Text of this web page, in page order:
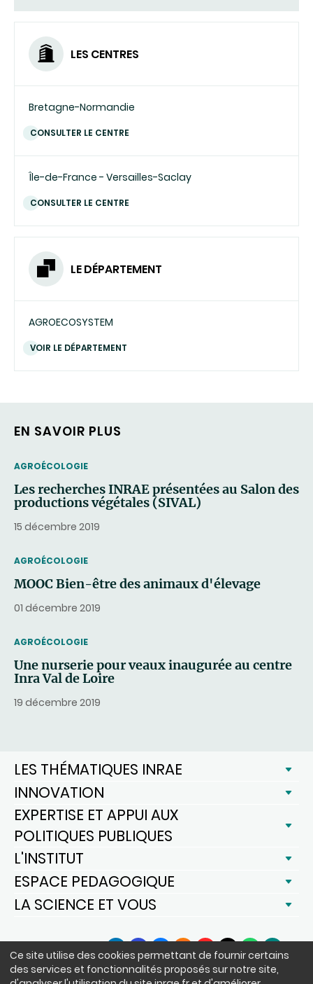
Ce site utilise des cookies permettant de fournir certains
des services et fonctionnalités proposés sur notre site,
COURRIEL)
LES CENTRES
Bretagne-Normandie
CONSULTER LE CENTRE
Île-de-France - Versailles-Saclay
CONSULTER LE CENTRE
LE DÉPARTEMENT
AGROECOSYSTEM
VOIR LE DÉPARTEMENT
EN SAVOIR PLUS
THEMATIC
AGROÉCOLOGIE
Les recherches INRAE présentées au Salon des
productions végétales (SIVAL)
15 décembre 2019
THEMATIC
AGROÉCOLOGIE
MOOC Bien-être des animaux d'élevage
01 décembre 2019
THEMATIC
AGROÉCOLOGIE
Une nurserie pour veaux inaugurée au centre
Inra Val de Loire
19 décembre 2019
LES THÉMATIQUES INRAE
INNOVATION
EXPERTISE ET APPUI AUX
POLITIQUES PUBLIQUES
L'INSTITUT
ESPACE PEDAGOGIQUE
LA SCIENCE ET VOUS
SUIVEZ-NOUS
LinkedInFacebook
BlueSkyInstagram
YouTube
X WhatsAppPodcasts